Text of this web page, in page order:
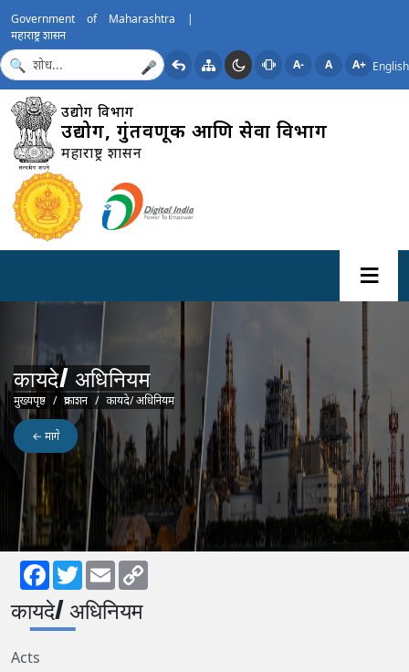
Government of Maharashtra |
महाराष्ट्र शासन
🎤 A- A A+ English
उद्योग विभाग
उद्योग, गुंतवणूक आणि सेवा विभाग
महाराष्ट्र शासन
कायदे/ अधिनियम
Breadcrumb
मुख्यपृष्ठ प्रकाशन कायदे/ अधिनियम
← मागे
FacebookTwitterEmail
कायदे/ अधिनियम
Acts